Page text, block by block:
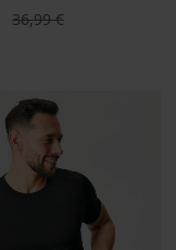
Oorspronkelijke prijs
36,99 €